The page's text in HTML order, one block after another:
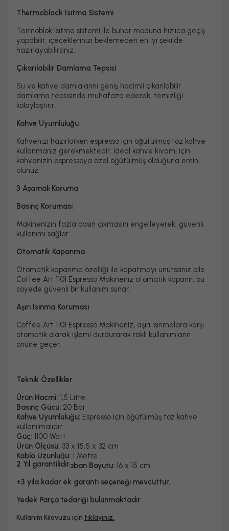
Thermoblock Isıtma Sistemi
Termoblok ısıtma sistemi ile buhar moduna hızlıca geçiş
yapabilir, içeceklerinizi beklemeden en iyi şekilde
hazırlayabilirsiniz.
Çıkarılabilir Damlama Tepsisi
Su ve kahve damlalarını geniş hacimli çıkarılabilir
damlama tepsisinde muhafaza ederek, temizliği
kolaylaştırır.
Kahve Uyumluluğu
Kahvenizi hazırlarken espresso için öğütülmüş toz kahve
kullanmanız gerekmektedir. İdeal kahve kıvamı için
kahvenizin espressoya özel öğütülmüş olduğuna emin
olunuz.
3 Aşamalı Koruma
Basınç Koruması
Makinenizin fazla basın çıkmasını engelleyerek, güvenli
kullanımı sağlar.
Otomatik Kapanma
Otomatik kapanma özelliği ile kapatmayı unutsanız bile
Coffee Art 1101 Espresso Makineniz otomatik kapanır, bu
sayede güvenli bir kullanım sunar.
Aşırı Isınma Koruması
Coffee Art 1101 Espresso Makineniz, aşırı ısınmalara karşı
otomatik olarak işlemi durdurarak riskli kullanımların
önüne geçer.
Teknik Özellikler
Ürün Hacmi: 1,5 Litre
Basınç Gücü: 20 Bar
Kahve Uyumluluğu: Espresso için öğütülmüş toz kahve
kullanılmalıdır
Güç: 1100 Watt
Ürün Ölçüsü: 33 x 15,5 x 32 cm
Kablo Uzunluğu: 1 Metre
Fincan Isıtma Taban Boyutu: 16 x 15 cm
2 Yıl garantilidir.
+3 yıla kadar ek garanti seçeneği mevcuttur.
Yedek Parça tedariği bulunmaktadır.
Kullanım Kılavuzu için tıklayınız.